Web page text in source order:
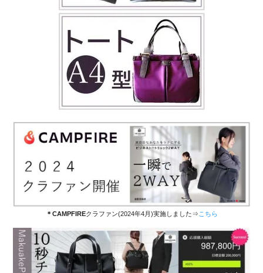
＊CAMPFIREクラファン(2024年4月)実施しました⇒ こちら